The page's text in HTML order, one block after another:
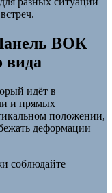
ВОК
вида
идёт в
и прямых
положении,
деформации
соблюдайте